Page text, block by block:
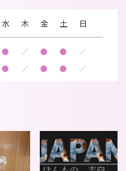
水 木 金 土 日
● ／ ● ● ／
● ／ ● ● ／